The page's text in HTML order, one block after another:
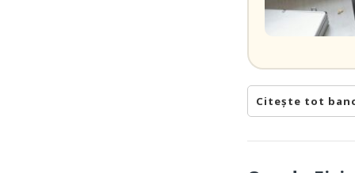
Citește tot